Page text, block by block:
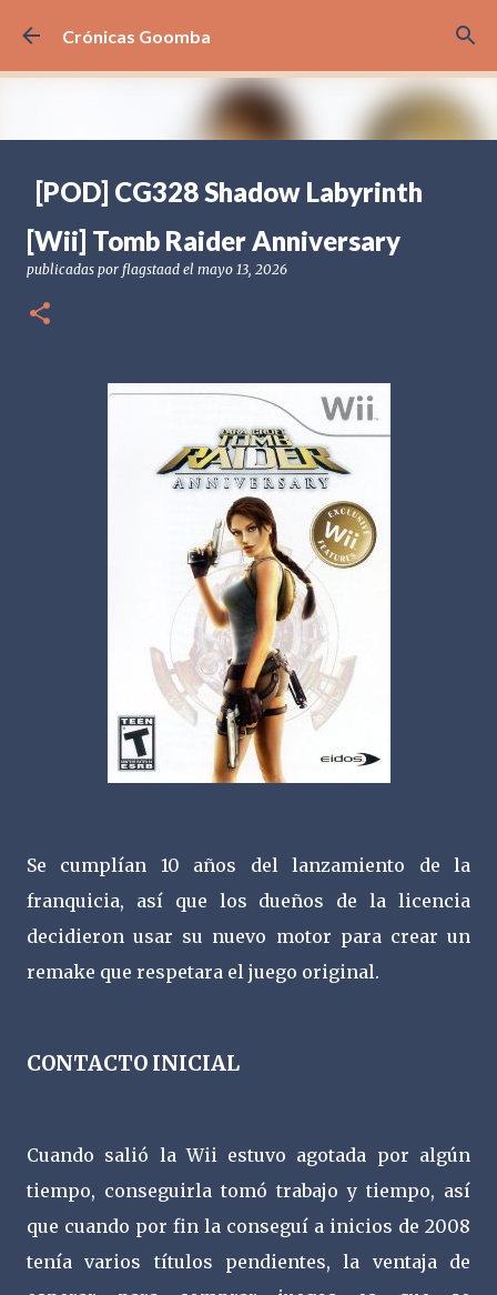
Ir al contenido principal
Crónicas Goomba
[POD] CG328 Shadow Labyrinth
[PS5] PLAYSTATION 5
[Wii] Tomb Raider Anniversary
publicadas por flagstaad el mayo 13, 2026
Se cumplían 10 años del lanzamiento de la
franquicia, así que los dueños de la licencia
decidieron usar su nuevo motor para crear un
remake que respetara el juego original.
CONTACTO INICIAL
Cuando salió la Wii estuvo agotada por algún
tiempo, conseguirla tomó trabajo y tiempo, así
que cuando por fin la conseguí a inicios de 2008
tenía varios títulos pendientes, la ventaja de